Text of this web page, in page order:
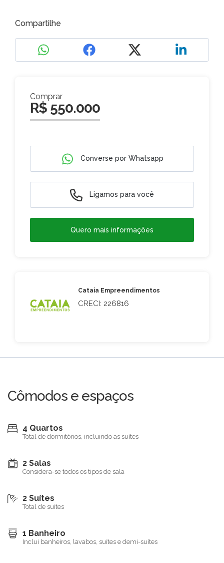
Compartilhe
Comprar
R$ 550.000
Converse por Whatsapp
Ligamos para você
Quero mais informações
Cataia Empreendimentos
CRECI: 226816
Cômodos e espaços
4 Quartos
Total de dormitórios, incluindo as suítes
2 Salas
Considera-se todos os tipos de sala
2 Suítes
Total de suítes
1 Banheiro
Inclui banheiros, lavabos, suítes e demi-suítes